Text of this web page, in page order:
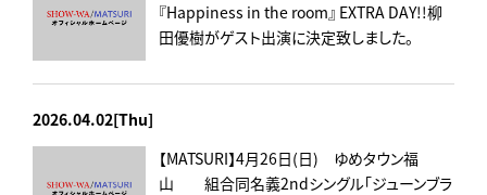
『Happiness in the room』 EXTRA DAY!!柳
田優樹がゲスト出演に決定致しました。
2026.04.02[Thu]
【MATSURI】4月26日(日) ゆめタウン福
山 組合同名義2ndシングル「ジューンブラ